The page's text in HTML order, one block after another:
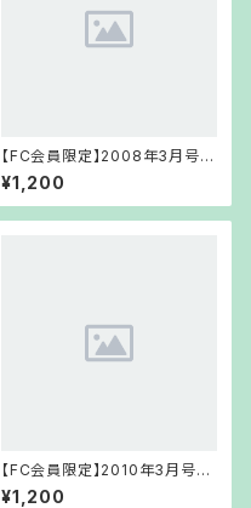
【FC会員限定】2008年3月号
FCCD
¥1,200
【FC会員限定】2010年3月号
FCCD
¥1,200